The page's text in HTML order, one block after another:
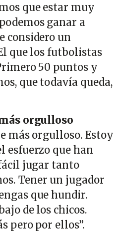
que estar muy
ganar a
considero un
que los futbolistas
50 puntos y
que todavía queda,
orgulloso
más orgulloso. Estoy
esfuerzo que han
jugar tanto
Tener un jugador
que hundir.
de los chicos.
pero por ellos”.